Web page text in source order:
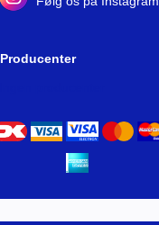
Producenter